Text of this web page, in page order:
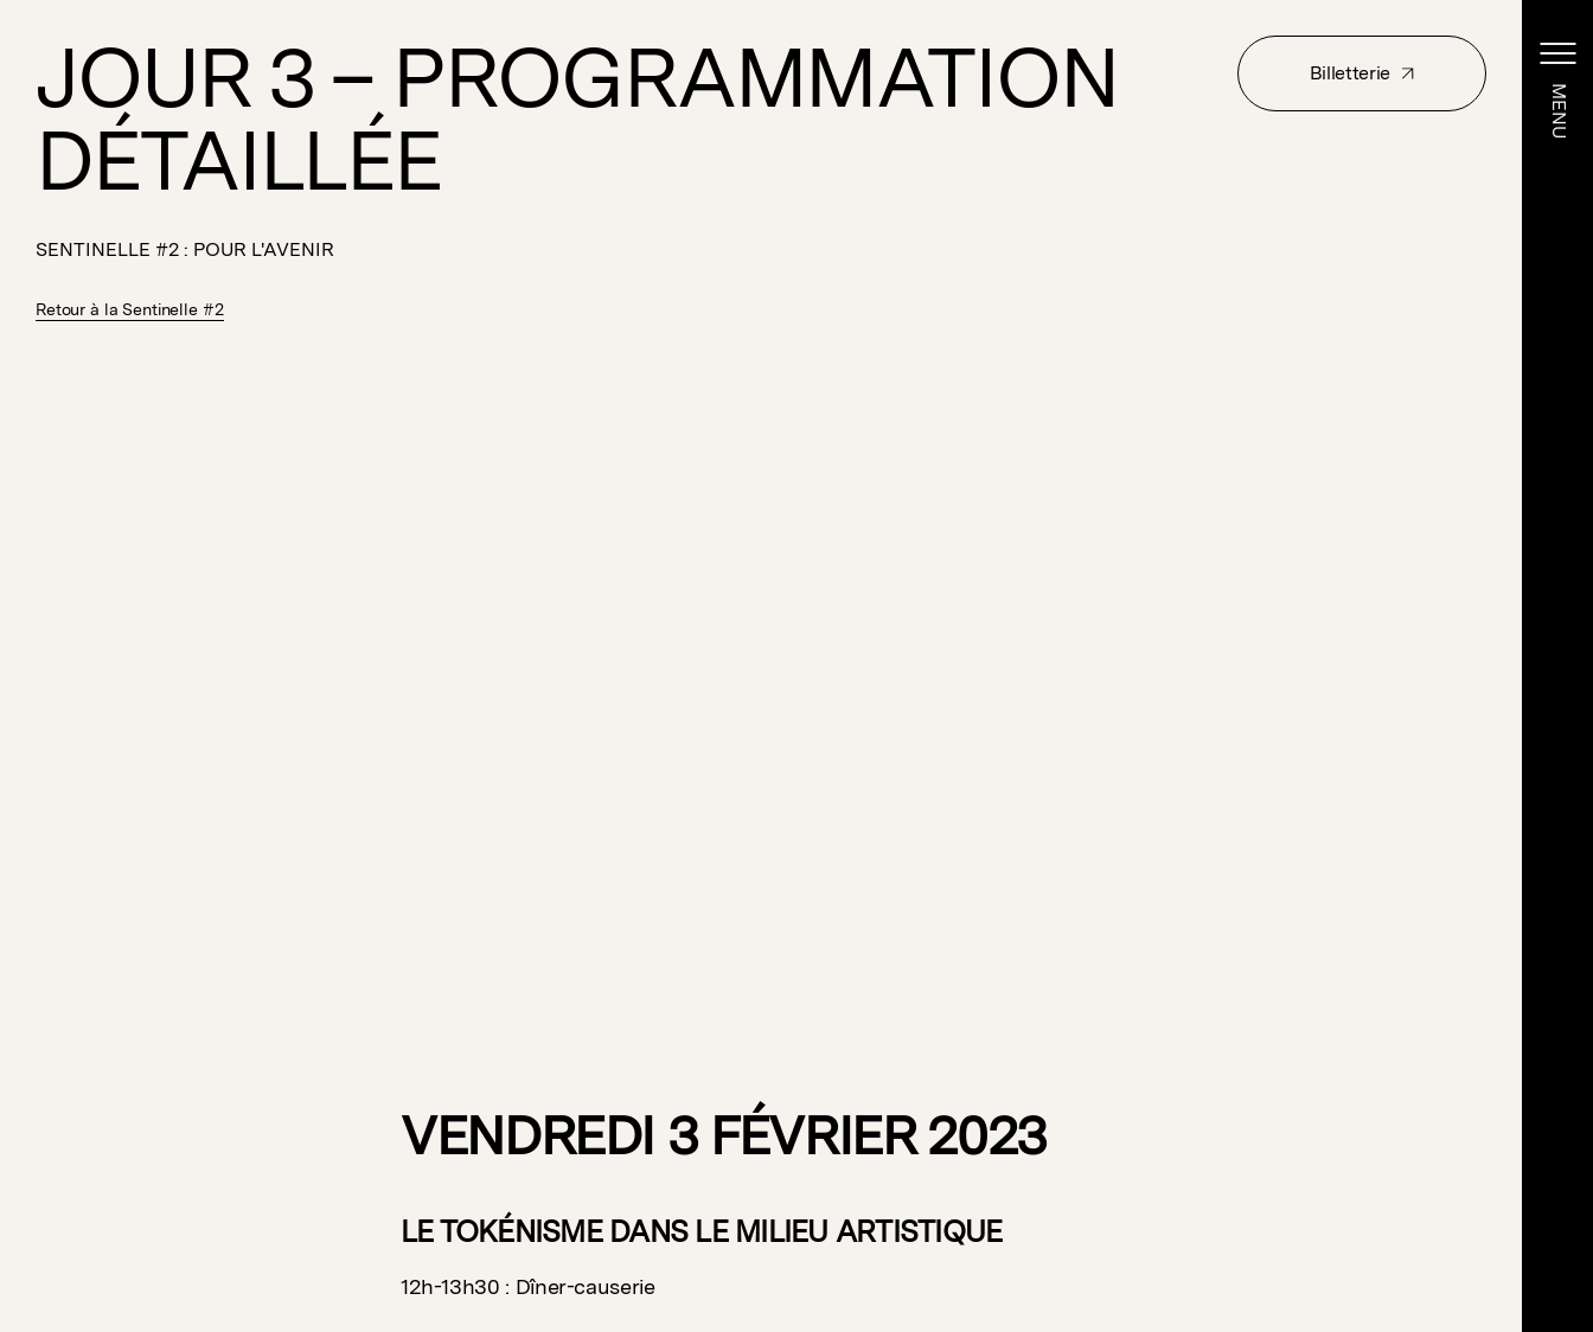
Billetterie
MENU
JOUR 3 – PROGRAMMATION
DÉTAILLÉE
SENTINELLE #2 : POUR L'AVENIR
Retour à la Sentinelle #2
VENDREDI 3 FÉVRIER 2023
LE TOKÉNISME DANS LE MILIEU ARTISTIQUE
12h-13h30 : Dîner-causerie